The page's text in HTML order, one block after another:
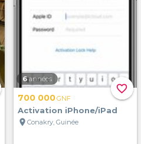
favorite_border
6 années
700 000GNF
Activation iPhone/iPad
location_on Conakry, Guinée